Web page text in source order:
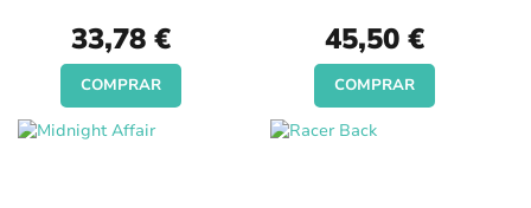
33,78 €
COMPRAR
45,50 €
COMPRAR